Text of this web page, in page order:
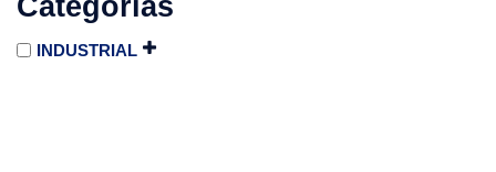
Categorías
INDUSTRIAL